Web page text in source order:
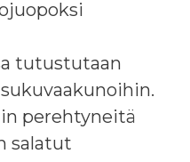
tutustutaan
perehtyneitä
salatut